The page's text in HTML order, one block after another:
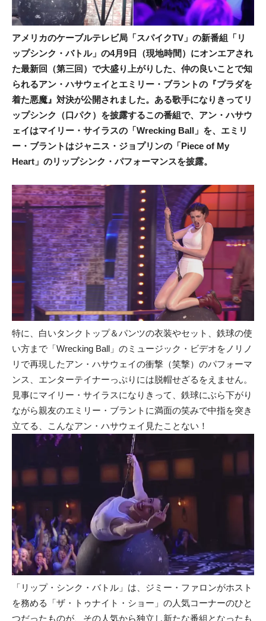
アメリカのケーブルテレビ局「スパイクTV」の新番組「リ
ップシンク・バトル」の4月9日（現地時間）にオンエアされ
た最新回（第三回）で大盛り上がりした、仲の良いことで知
られるアン・ハサウェイとエミリー・ブラントの『プラダを
着た悪魔』対決が公開されました。ある歌手になりきってリ
ップシンク（口パク）を披露するこの番組で、アン・ハサウ
ェイはマイリー・サイラスの「Wrecking Ball」を、エミリ
ー・ブラントはジャニス・ジョプリンの「Piece of My
Heart」のリップシンク・パフォーマンスを披露。
特に、白いタンクトップ＆パンツの衣装やセット、鉄球の使
い方まで「Wrecking Ball」のミュージック・ビデオをノリノ
リで再現したアン・ハサウェイの衝撃（笑撃）のパフォーマ
ンス、エンターテイナーっぷりには脱帽せざるをえません。
見事にマイリー・サイラスになりきって、鉄球にぶら下がり
ながら親友のエミリー・ブラントに満面の笑みで中指を突き
立てる、こんなアン・ハサウェイ見たことない！
「リップ・シンク・バトル」は、ジミー・ファロンがホスト
を務める「ザ・トゥナイト・ショー」の人気コーナーのひと
つだったものが、その人気から独立し新たな番組となったも